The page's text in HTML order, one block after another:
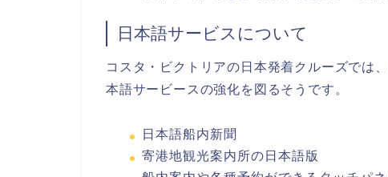
日本語サービスについて
コスタ・ビクトリアの日本発着クルーズでは
本語サービースの強化を図るそうです。
日本語船内新聞
寄港地観光案内所の日本語版